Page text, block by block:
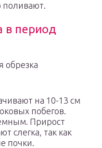
поливают.
в период
обрезка
на 10-13 см
побегов.
Прирост
слегка, так как
почки.